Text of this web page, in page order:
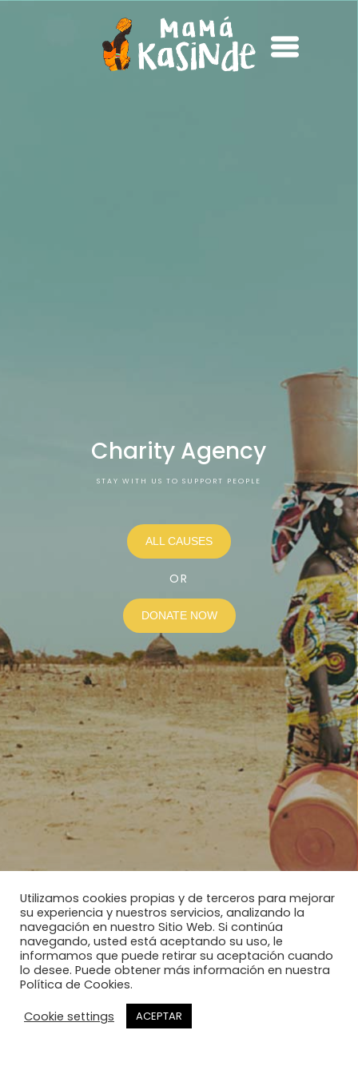
Utilizamos cookies propias y de terceros para mejorar
su experiencia y nuestros servicios, analizando la
navegación en nuestro Sitio Web. Si continúa
navegando, usted está aceptando su uso, le
informamos que puede retirar su aceptación cuando
lo desee. Puede obtener más información en nuestra
Política de Cookies.
Cookie settings
ACEPTAR